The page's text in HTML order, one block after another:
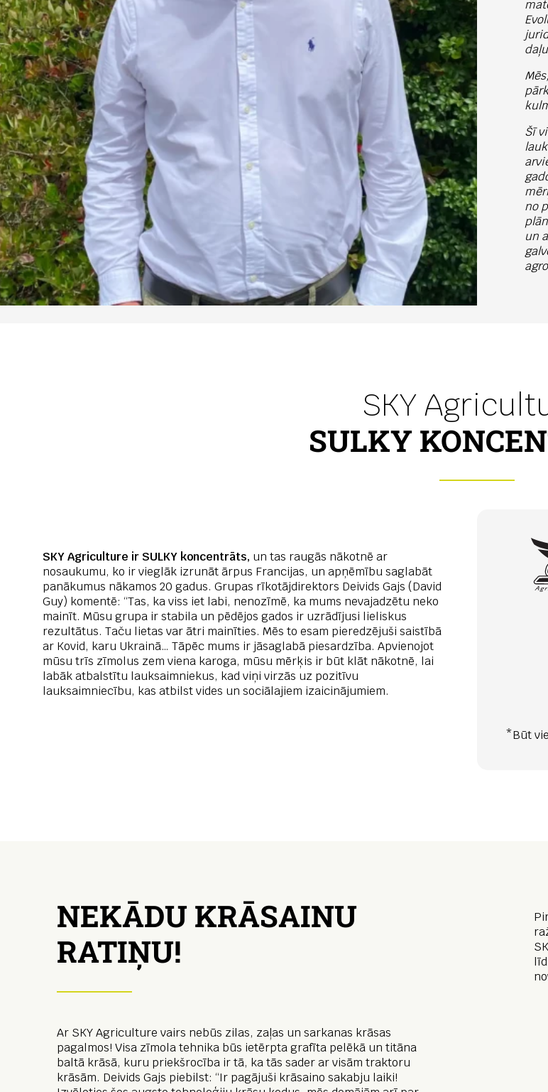
Šī
no
un
SKY
SULKY
SKY Agriculture ir SULKY koncentrāts, un tas raugās nākotnē ar
nosaukumu, ko ir vieglāk izrunāt ārpus Francijas, un apņēmību saglabāt
panākumus nākamos 20 gadus. Grupas rīkotājdirektors Deivids Gajs (David
Guy) komentē: “Tas, ka viss iet labi, nenozīmē, ka mums nevajadzētu neko
mainīt. Mūsu grupa ir stabila un pēdējos gados ir uzrādījusi lieliskus
rezultātus. Taču lietas var ātri mainīties. Mēs to esam pieredzējuši saistībā
ar Kovid, karu Ukrainā… Tāpēc mums ir jāsaglabā piesardzība. Apvienojot
mūsu trīs zīmolus zem viena karoga, mūsu mērķis ir būt klāt nākotnē, lai
labāk atbalstītu lauksaimniekus, kad viņi virzās uz pozitīvu
lauksaimniecību, kas atbilst vides un sociālajiem izaicinājumiem.
*Būt
NEKĀDU KRĀSAINU
RATIŅU!
Ar SKY Agriculture vairs nebūs zilas, zaļas un sarkanas krāsas
pagalmos! Visa zīmola tehnika būs ietērpta grafīta pelēkā un titāna
baltā krāsā, kuru priekšrocība ir tā, ka tās sader ar visām traktoru
krāsām. Deivids Gajs piebilst: “Ir pagājuši krāsaino sakabju laiki!